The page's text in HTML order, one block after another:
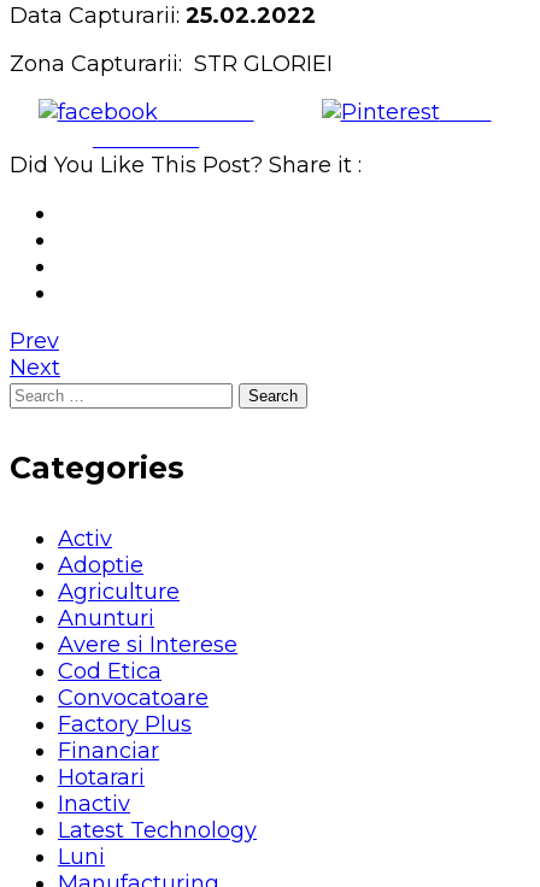
Data Capturarii: 25.02.2022
Zona Capturarii: STR GLORIEI
Share on
Save
Did You Like This Post? Share it :
Prev
Next
Search
Categories
Activ
Adoptie
Agriculture
Anunturi
Avere si Interese
Cod Etica
Convocatoare
Factory Plus
Financiar
Hotarari
Inactiv
Latest Technology
Luni